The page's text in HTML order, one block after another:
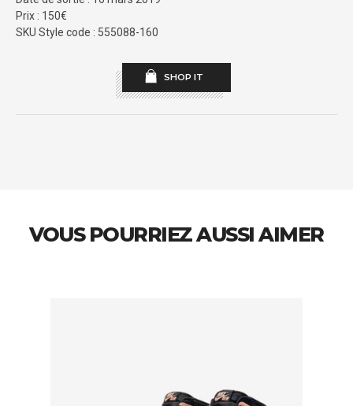
Prix : 150€
SKU Style code : 555088-160
SHOP IT
VOUS POURRIEZ AUSSI AIMER